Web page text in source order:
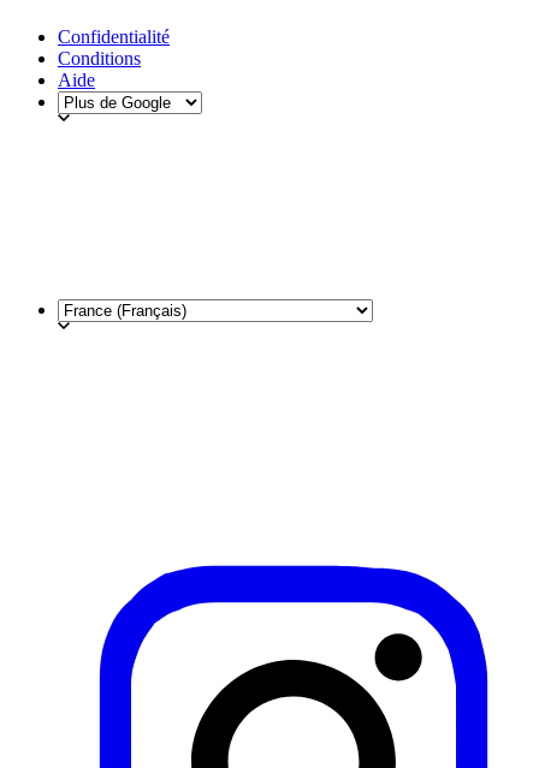
Confidentialité
Conditions
Aide